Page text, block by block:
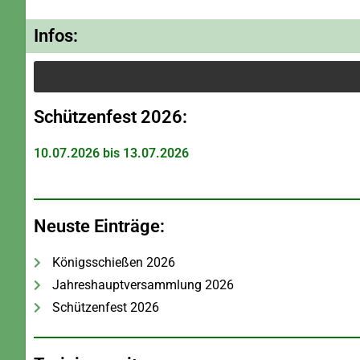
Infos:
Schützenfest 2026:
10.07.2026 bis 13.07.2026
Neuste Einträge:
Königsschießen 2026
Jahreshauptversammlung 2026
Schützenfest 2026